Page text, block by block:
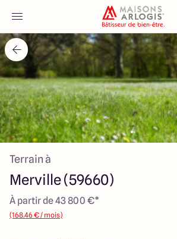
Accueil
Nos maisons
Nos annonces
Votre projet
Qui sommes-nous
Terrain à
Merville (59660)
À partir de 43 800 €*
(168.46 € / mois)